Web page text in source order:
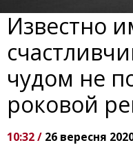
Известно
чудом не
роковой
10:32 / 26 вересня